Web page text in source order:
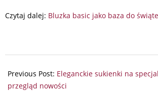
Czytaj dalej: Bluzka basic jako baza do
10-
03
Previous Post: Eleganckie sukienki na
przegląd nowości